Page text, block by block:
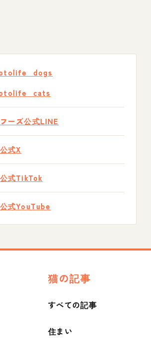
ーズ公式LINE
式X
式TikTok
式YouTube
猫の記事
すべての記事
住まい